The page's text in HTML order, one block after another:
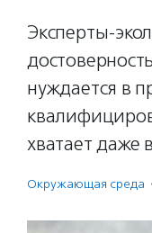
Эксперты-
нуждается в
хватает даже
Окружающая среда